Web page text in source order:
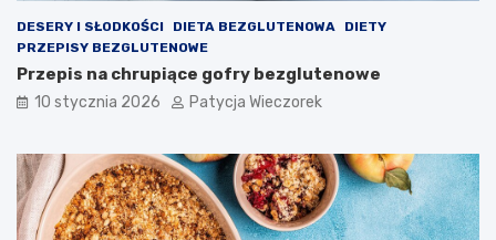
DESERY I SŁODKOŚCI DIETA BEZGLUTENOWA
DIETY
PRZEPISY BEZGLUTENOWE
Przepis na chrupiące gofry bezglutenowe
10 stycznia 2026 Patycja Wieczorek